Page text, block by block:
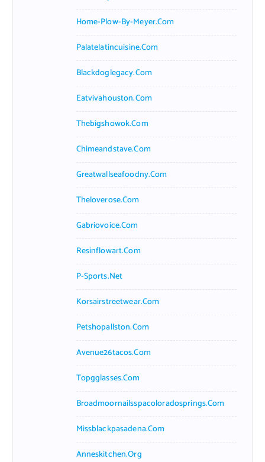
Home-Plow-By-Meyer.com
Palatelatincuisine.com
Blackdoglegacy.com
Eatvivahouston.com
Thebigshowok.com
Chimeandstave.com
Greatwallseafoodny.com
Theloverose.com
Gabriovoice.com
Resinflowart.com
P-Sports.net
Korsairstreetwear.com
Petshopallston.com
Avenue26tacos.com
Topgglasses.com
Broadmoornailsspacoloradosprings.com
Missblackpasadena.com
Anneskitchen.org